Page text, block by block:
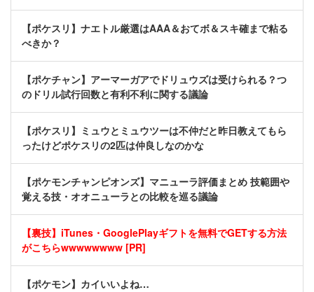
【ポケスリ】ナエトル厳選はAAA＆おてボ＆スキ確まで粘る
べきか？
【ポケチャン】アーマーガアでドリュウズは受けられる？つ
のドリル試行回数と有利不利に関する議論
【ポケスリ】ミュウとミュウツーは不仲だと昨日教えてもら
ったけどポケスリの2匹は仲良しなのかな
【ポケモンチャンピオンズ】マニューラ評価まとめ 技範囲や
覚える技・オオニューラとの比較を巡る議論
【裏技】iTunes・GooglePlayギフトを無料でGETする方法
がこちらwwwwwwww [PR]
【ポケモン】カイいいよね…